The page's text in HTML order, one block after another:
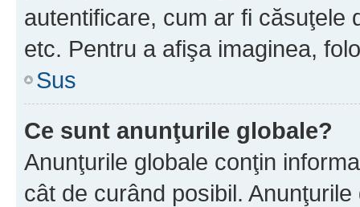
autentificare, cum ar fi căsuţele
etc. Pentru a afişa imaginea,
Sus
Ce sunt anunţurile globale?
Anunţurile globale conţin
cât de curând posibil.